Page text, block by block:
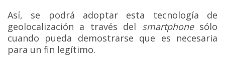
Así, se podrá adoptar esta tecnología de
geolocalización a través del smartphonesólo
cuando pueda demostrarse que es necesaria
para un fin legítimo.